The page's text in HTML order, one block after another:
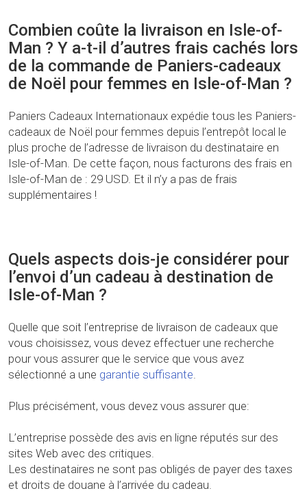
Combien coûte la livraison en Isle-of-
Man ? Y a-t-il d’autres frais cachés lors
de la commande de Paniers-cadeaux
de Noël pour femmes en Isle-of-Man ?
Paniers Cadeaux Internationaux expédie tous les Paniers-
cadeaux de Noël pour femmes depuis l’entrepôt local le
plus proche de l’adresse de livraison du destinataire en
Isle-of-Man. De cette façon, nous facturons des frais en
Isle-of-Man de : 29 USD. Et il n’y a pas de frais
supplémentaires !
Quels aspects dois-je considérer pour
l’envoi d’un cadeau à destination de
Isle-of-Man ?
Quelle que soit l’entreprise de livraison de cadeaux que
vous choisissez, vous devez effectuer une recherche
pour vous assurer que le service que vous avez
sélectionné a une garantie suffisante.
Plus précisément, vous devez vous assurer que:
L’entreprise possède des avis en ligne réputés sur des
sites Web avec des critiques.
Les destinataires ne sont pas obligés de payer des taxes
et droits de douane à l’arrivée du cadeau.